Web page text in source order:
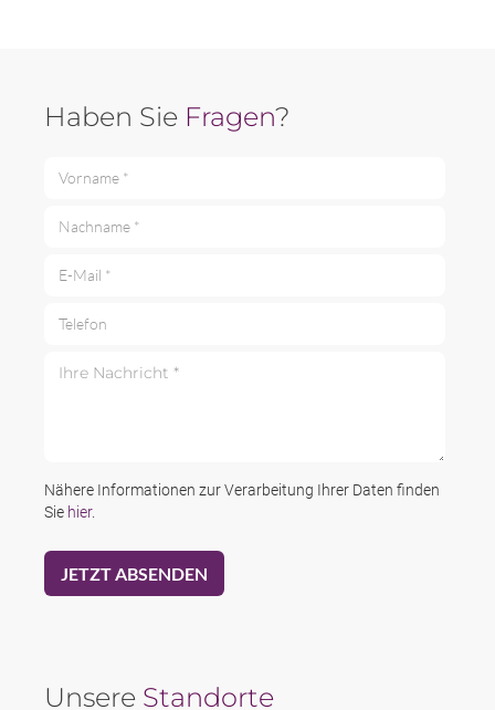
Haben Sie Fragen?
Nähere Informationen zur Verarbeitung Ihrer Daten finden
Sie hier.
Unsere Standorte